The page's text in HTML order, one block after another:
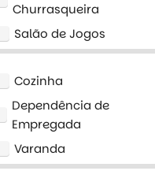
Churrasqueira
Salão de Jogos
Cozinha
Dependência de
Empregada
Varanda